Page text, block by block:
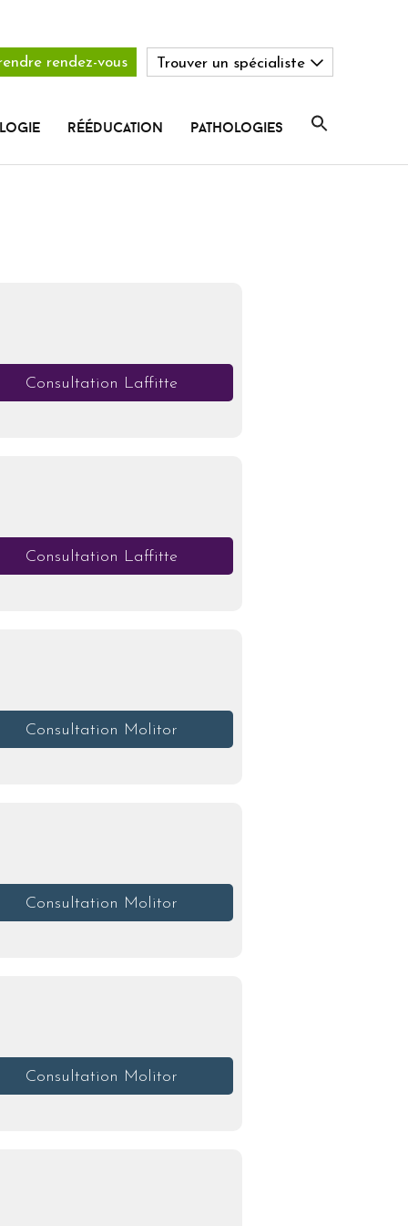
rendez-vous Trouver un spécialiste
rééducation pathologies
Consultation Laffitte
Consultation Laffitte
Consultation Molitor
Consultation Molitor
Consultation Molitor